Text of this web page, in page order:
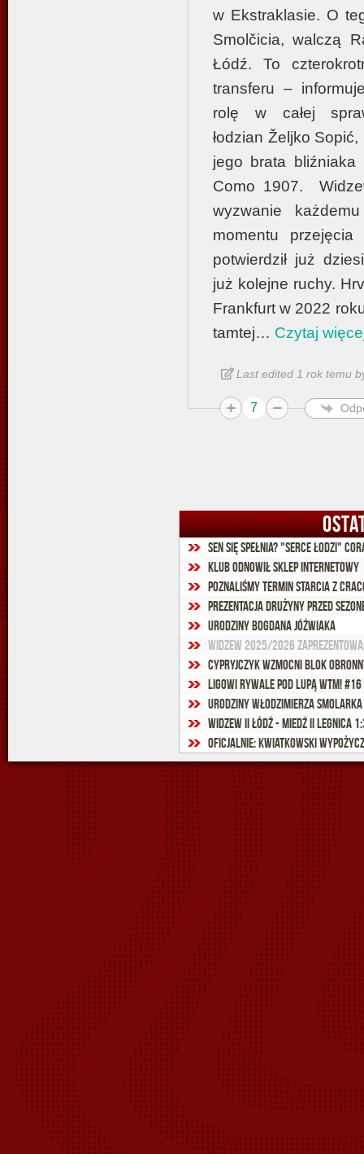
w Ekstraklasie. O
Smolčicia, walczą
Łódź. To
transferu –
rolę w całej
łodzian Željko
jego brata
Como 1907.
wyzwanie
momentu
potwierdził już
już kolejne ruchy.
Frankfurt w 2022
tamtej… Czytaj
Last edited 1 rok temu
7
Sen się spełnia? "Serce Łodzi"
Klub odnowił sklep internetowy
Poznaliśmy termin starcia z
Prezentacja drużyny przed
Urodziny Bogdana Jóźwiaka
Widzew 2025/2026
Cypryjczyk wzmocni blok
Ligowi rywale pod lupą WTM!
Widzew II Łódź - Miedź II Legnica
Oficjalnie: Kwiatkowski